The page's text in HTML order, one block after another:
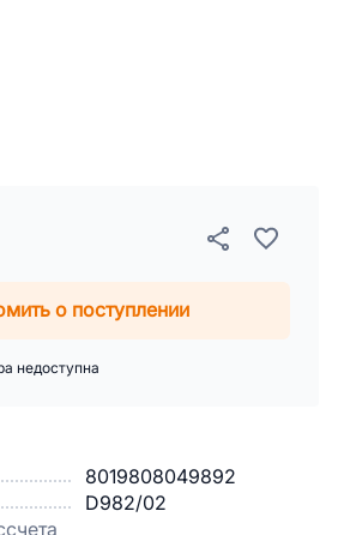
8019808049892
D982/02
о поступлении
недоступна